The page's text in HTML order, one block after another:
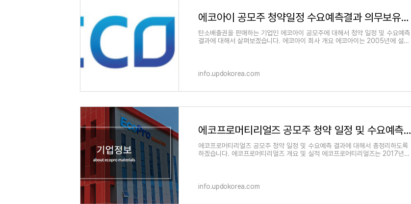
에코아이 공모주 청약일정 수요예측결과 의무보유확약 비율
탄소배출권을 판매하는 기업인 에코아이 공모주에 대해서 청약 일정 및 수요예측
결과에 대해서 살펴보겠습니다. 에코아이 회사 개요 에코아이는 2005년에 설립
info.updokorea.com
에코프로머티리얼즈 공모주 청약 일정 및 수요예측 결과
에코프로머티리얼즈 공모주 청약 일정 및 수요예측 결과에 대해서 총정리하도록
하겠습니다. 에코프로머티리얼즈 개요 및 실적 에코프로머티리얼즈는 2017년에
info.updokorea.com